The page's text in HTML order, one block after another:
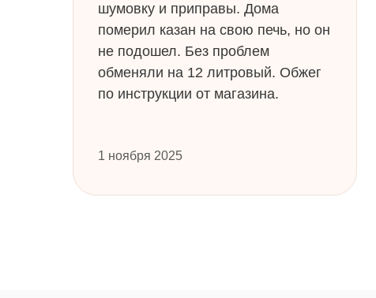
шумовку и приправы. Дома
померил казан на свою печь, но он
не подошел. Без проблем
обменяли на 12 литровый. Обжег
по инструкции от магазина.
1 ноября 2025